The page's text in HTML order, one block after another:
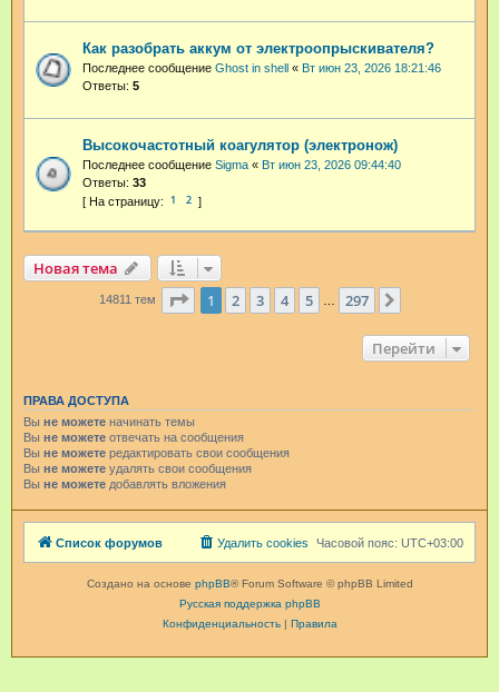
Как разобрать аккум от электроопрыскивателя?
Последнее сообщение Ghost in shell « Вт июн 23, 2026 18:21:46
Ответы: 5
Высокочастотный коагулятор (электронож)
Последнее сообщение Sigma « Вт июн 23, 2026 09:44:40
Ответы: 33
1 2
Новая тема
14811 тем Страница из 297
1 2 3 4 5 … 297
Перейти
ПРАВА ДОСТУПА
Вы не можете начинать темы
Вы не можете отвечать на сообщения
Вы не можете редактировать свои сообщения
Вы не можете удалять свои сообщения
Вы не можете добавлять вложения
Список форумов Часовой пояс: UTC+03:00
Удалить cookies
Создано на основе phpBB® Forum Software © phpBB Limited
Русская поддержка phpBB
Конфиденциальность| Правила